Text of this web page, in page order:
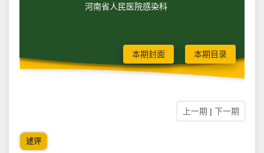
河南省人民医院感染科
本期封面 本期目录
上一期 | 下一期
述评